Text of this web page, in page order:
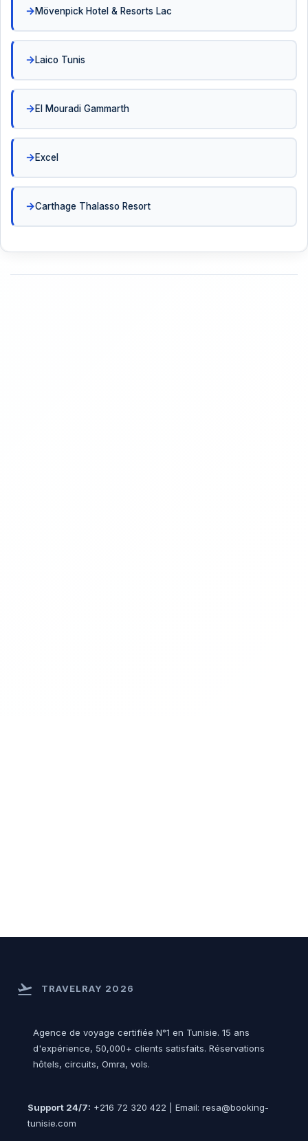
Mövenpick Hotel & Resorts Lac
Laico Tunis
El Mouradi Gammarth
Excel
Carthage Thalasso Resort
flight_takeoff TRAVELRAY 2026
Agence de voyage certifiée N°1 en Tunisie. 15 ans
d'expérience, 50,000+ clients satisfaits. Réservations
hôtels, circuits, Omra, vols.
Support 24/7: +216 72 320 422 | Email: resa@booking-
tunisie.com